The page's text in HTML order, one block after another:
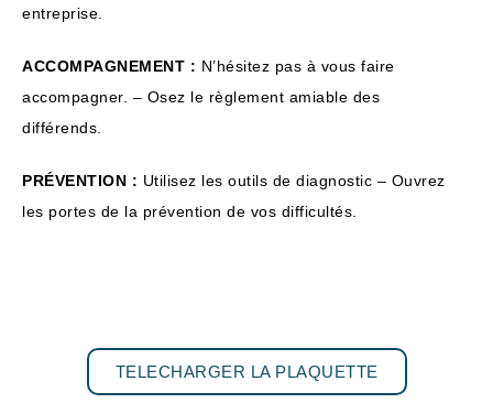
entreprise.
ACCOMPAGNEMENT : N’hésitez pas à vous faire
accompagner. – Osez le règlement amiable des
différends.
PRÉVENTION : Utilisez les outils de diagnostic – Ouvrez
les portes de la prévention de vos difficultés.
TELECHARGER LA PLAQUETTE